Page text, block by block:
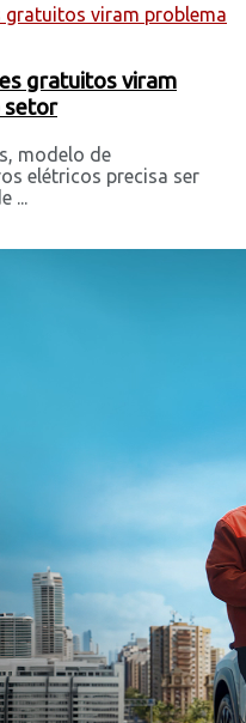
gratuitos viram
setor
modelo de
elétricos precisa ser
...